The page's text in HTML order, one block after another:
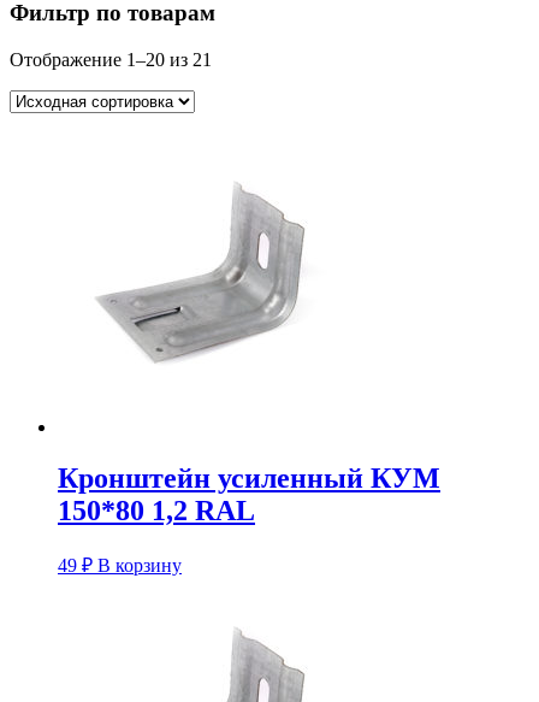
Фильтр по товарам
Отображение 1–20 из 21
Кронштейн усиленный КУM
150*80 1,2 RAL
49 ₽ В корзину